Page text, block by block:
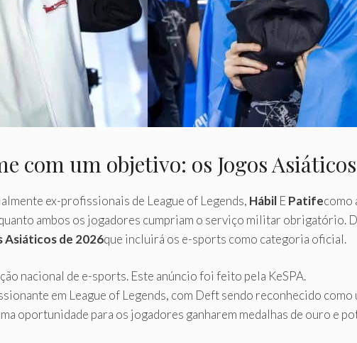
com um objetivo: os Jogos
ex-profissionais de League of Legends, Hábil EPatifecomo
ambos os jogadores cumpriam o serviço militar obrigatório.
Asiáticos de 2026que incluirá os e-sports como categoria oficial.
nacional de e-sports. Este anúncio foi feito pela KeSPA.
em League of Legends, com Deft sendo reconhecido
oportunidade para os jogadores ganharem medalhas de ouro e